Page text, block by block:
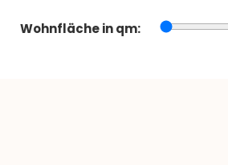
Wohnfläche in qm: